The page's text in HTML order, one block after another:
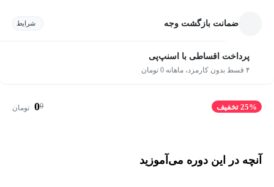
ضمانت بازگشت وجه شرایط
پرداخت اقساطی با اسنپ‌پی
۴ قسط بدون کارمزد، ماهانه 0 تومان
25% تخفیف 0
0 تومان
آنچه در این دوره می‌آموزید